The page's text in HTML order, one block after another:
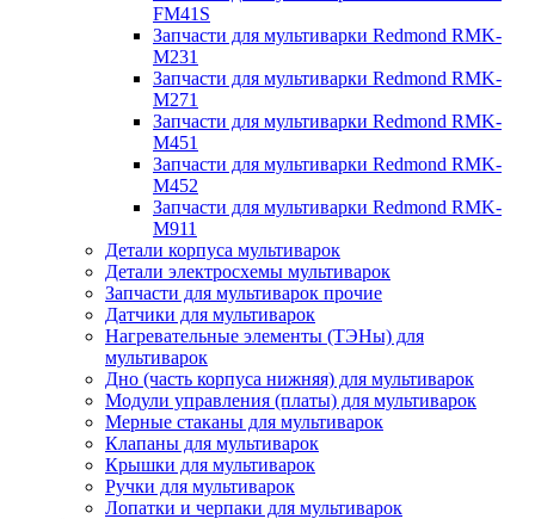
FM41S
Запчасти для мультиварки Redmond RMK-
M231
Запчасти для мультиварки Redmond RMK-
M271
Запчасти для мультиварки Redmond RMK-
M451
Запчасти для мультиварки Redmond RMK-
M452
Запчасти для мультиварки Redmond RMK-
M911
Детали корпуса мультиварок
Детали электросхемы мультиварок
Запчасти для мультиварок прочие
Датчики для мультиварок
Нагревательные элементы (ТЭНы) для
мультиварок
Дно (часть корпуса нижняя) для мультиварок
Модули управления (платы) для мультиварок
Мерные стаканы для мультиварок
Клапаны для мультиварок
Крышки для мультиварок
Ручки для мультиварок
Лопатки и черпаки для мультиварок